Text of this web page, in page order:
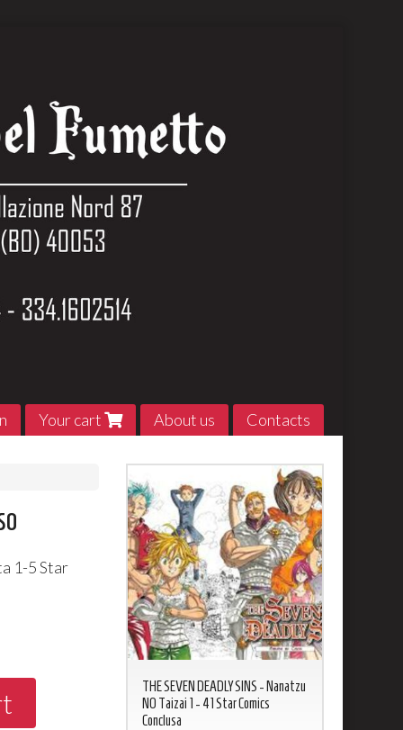
Your cart About us Contacts
1-5 Star
THE SEVEN DEADLY SINS - Nanatzu
NO Taizai 1 - 41 Star Comics
Conclusa